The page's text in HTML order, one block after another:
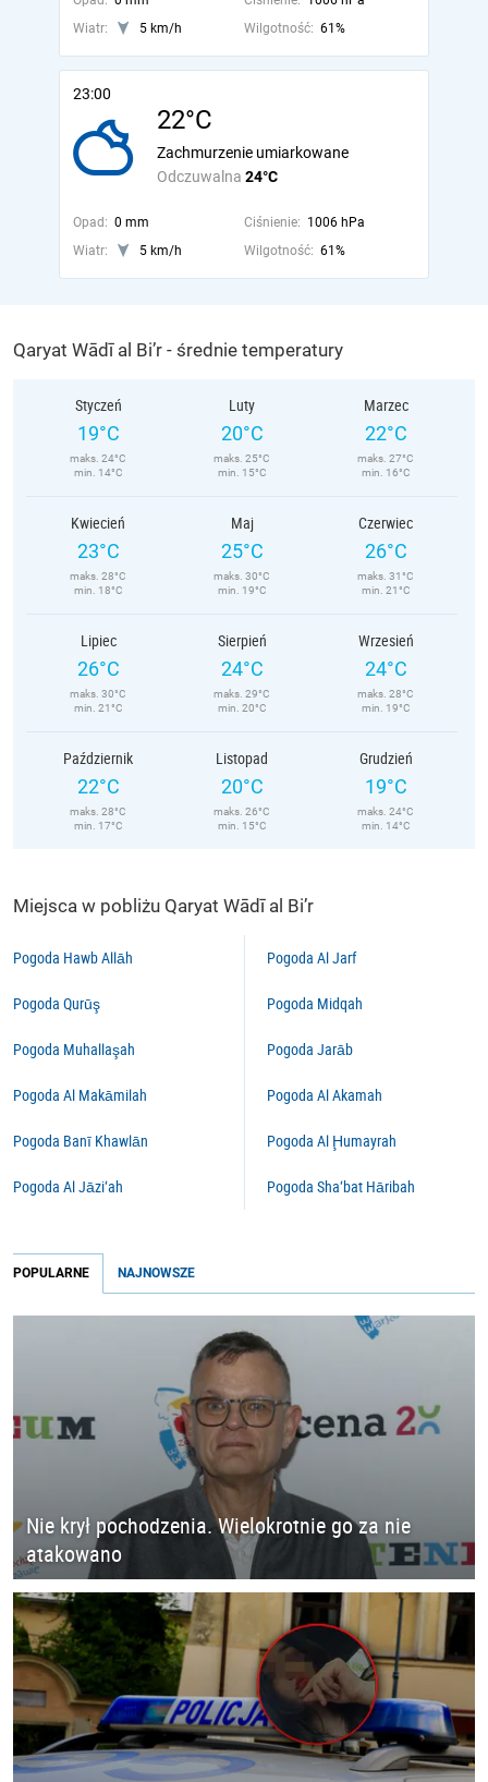
Wiatr:
5 km/h Wilgotność: 61%
23:00
22°C
Odczuwalna 24°C
Zachmurzenie umiarkowane
Opad: 0 mm Ciśnienie: 1006 hPa
Wiatr:
5 km/h Wilgotność: 61%
Qaryat Wādī al Bi’r - średnie temperatury
Styczeń
19°C
maks. 24°C
min. 14°C
Luty
20°C
maks. 25°C
min. 15°C
Marzec
22°C
maks. 27°C
min. 16°C
Kwiecień
23°C
maks. 28°C
min. 18°C
Maj
25°C
maks. 30°C
min. 19°C
Czerwiec
26°C
maks. 31°C
min. 21°C
Lipiec
26°C
maks. 30°C
min. 21°C
Sierpień
24°C
maks. 29°C
min. 20°C
Wrzesień
24°C
maks. 28°C
min. 19°C
Październik
22°C
maks. 28°C
min. 17°C
Listopad
20°C
maks. 26°C
min. 15°C
Grudzień
19°C
maks. 24°C
min. 14°C
Miejsca w pobliżu Qaryat Wādī al Bi’r
Pogoda Hawb Allāh
Pogoda Qurūş
Pogoda Muhallaşah
Pogoda Al Makāmilah
Pogoda Banī Khawlān
Pogoda Al Jāzi‘ah
Pogoda Al Jarf
Pogoda Midqah
Pogoda Jarāb
Pogoda Al Akamah
Pogoda Al Ḩumayrah
Pogoda Sha‘bat Hāribah
POPULARNE NAJNOWSZE
Nie krył pochodzenia. Wielokrotnie go za nie
atakowano